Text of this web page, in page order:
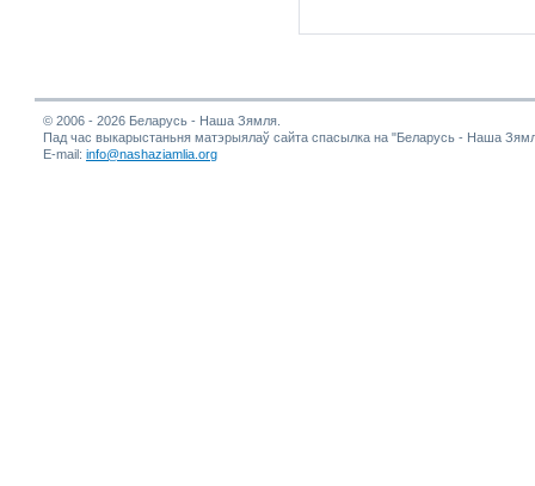
© 2006 - 2026 Беларусь - Наша Зямля.
Пад час выкарыстаньня матэрыялаў сайта спасылка на "Беларусь - Наша
E-mail: info@nashaziamlia.org